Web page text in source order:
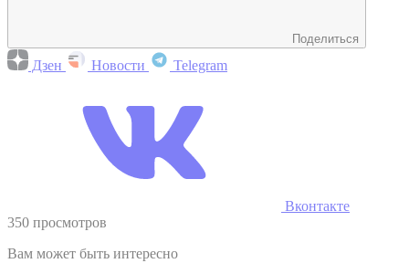
Поделиться
Дзен Новости Telegram
Вконтакте
350 просмотров
Вам может быть интересно